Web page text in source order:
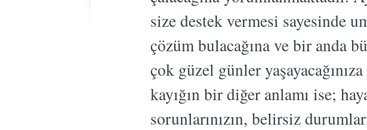
size destek vermesi sayesinde
çözüm bulacağına ve bir anda
çok güzel günler
kayığın bir diğer anlamı ise;
sorunlarınızın, belirsiz